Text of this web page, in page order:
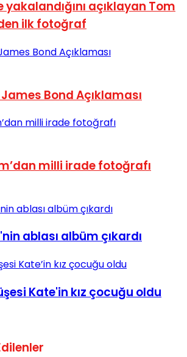
yakalandığını açıklayan Tom
ilk fotoğraf
Bond Açıklaması
milli irade fotoğrafı
ablası albüm çıkardı
Kate'in kız çocuğu oldu